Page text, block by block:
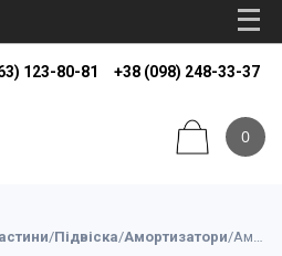
123-80-81 +38 (098) 248-33-37
0
/Підвіска/Амортизатори/ Амортизатор (вир-во RENAULT)